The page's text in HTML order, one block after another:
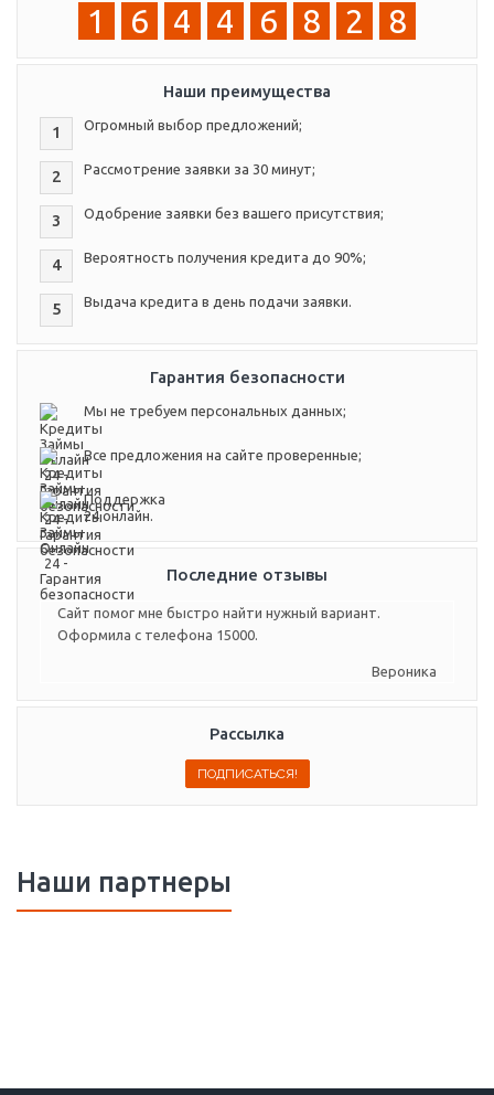
1 6 4 4 6 8 2 8
Наши преимущества
1 Огромный выбор предложений;
2 Рассмотрение заявки за 30 минут;
3 Одобрение заявки без вашего присутствия;
4 Вероятность получения кредита до 90%;
5 Выдача кредита в день подачи заявки.
Гарантия безопасности
Мы не требуем персональных данных;
Все предложения на сайте проверенные;
Поддержка
24 онлайн.
Последние отзывы
Сайт помог мне быстро найти нужный вариант.
Оформила с телефона 15000.
Вероника
Рассылка
Наши партнеры